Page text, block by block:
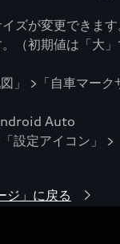
ズが変更できます
（初期値は「大」
図」 >「自車マー
Auto
設定アイコン」
ジ」に戻る